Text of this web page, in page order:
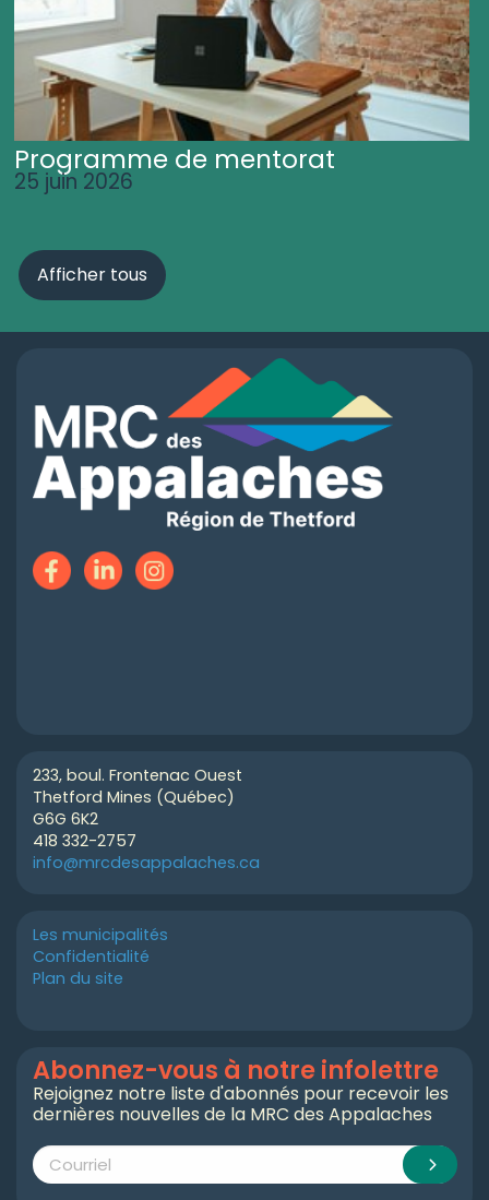
Programme de mentorat
25 juin 2026
Afficher tous
233, boul. Frontenac Ouest
Thetford Mines (Québec)
G6G 6K2
418 332-2757
info@mrcdesappalaches.ca
Les municipalités
Confidentialité
Plan du site
Abonnez-vous à notre infolettre
Rejoignez notre liste d'abonnés pour recevoir les
dernières nouvelles de la MRC des Appalaches